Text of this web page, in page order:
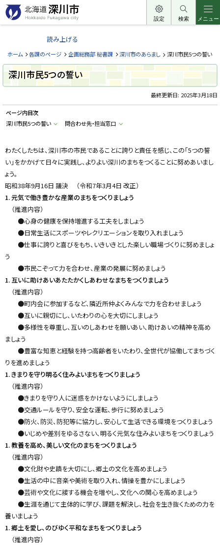
本
文
へ
ュ
へ
北
道
深
川
市
k
a
F
k
a
g
a
w
a
設定 検索 メニュー
読み上げる
ホーム 各課のページ 企画総務部 秘書課 深川市のあらまし 深川市民5つの誓い
深川市民5つの誓い
最終更新日: 2025年3月18日
ページ内目次
深川市民5つの誓い
問合わせ先・担当窓口
わたくしたちは、深川市の市民であることに誇りと責任を感じ、この「5つの誓
い」をかかげて日々に実践し、よりよい深川のまちをつくることに努めあいまし
ょう。
昭和38年9月16日 議決 （令和7年3月4日 改正）
1. 元気で働き豊かな産業のまちをつくりましょう
（推進内容）
●心身の健康を保持増進する工夫をしましょう
●日常生活にスポーツやレクリエーションを取り入れましょう
●仕事に誇りと喜びをもち、いきいきとした楽しい職場づくりに努めましょ
う
●市民こぞって力を合わせ、産業の発展に努めましょう
1. 互いに助けあいあたたかくしあわせなまちをつくりましょう
（推進内容）
●町内会に参加するなど、隣近所仲よくみんなで力を合わせましょう
●互いに親切にし、いたわりの心を大切にしましょう
●多様性を尊重し、互いのしあわせを願いあい、助けあいの精神を高め
ましょう
●豊富な知恵と経験を持つ高齢者をいたわり、全世代が協働してまちづく
りを進めましょう
1. きまりを守り明るく住みよいまちをつくりましょう
（推進内容）
●きまりを守り人に迷惑をかけないようにしましょう
●交通ルールを守り、安全な運転、歩行に努めましょう
●防火、防災、防犯等に協力し、安心して生活できる環境をつくりましょう
●いじめや差別をゆるさない、明るく元気な住みよいまちをつくりましょう
1. 教養を高め、美しい文化のまちをつくりましょう
（推進内容）
●文化財や史蹟を大切にし、郷土の文化を高めましょう
●生活の中に音楽や美術を取り入れ、情操を豊かにしましょう
●芸術や文化に接する機会を増やし、文化への関心を高めましょう
●生涯を通じて主体的に学び、課題を解決し、社会を生き抜くための力を
養いましょう
1. 郷土を愛し、のびゆく平和なまちをつくりましょう
（推進内容）